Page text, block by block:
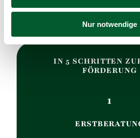
Nur notwendige
IN 5 SCHRITTEN
FÖRDERUNG
1